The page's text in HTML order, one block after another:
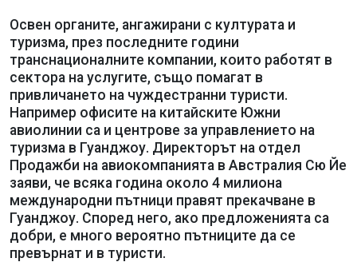
Освен органите, ангажирани с културата и
туризма, през последните години
транснационалните компании, които работят в
сектора на услугите, също помагат в
привличането на чуждестранни туристи.
Например офисите на китайските Южни
авиолинии са и центрове за управлението на
туризма в Гуанджоу. Директорът на отдел
Продажби на авиокомпанията в Австралия Сю Йе
заяви, че всяка година около 4 милиона
международни пътници правят прекачване в
Гуанджоу. Според него, ако предложенията са
добри, е много вероятно пътниците да се
превърнат и в туристи.